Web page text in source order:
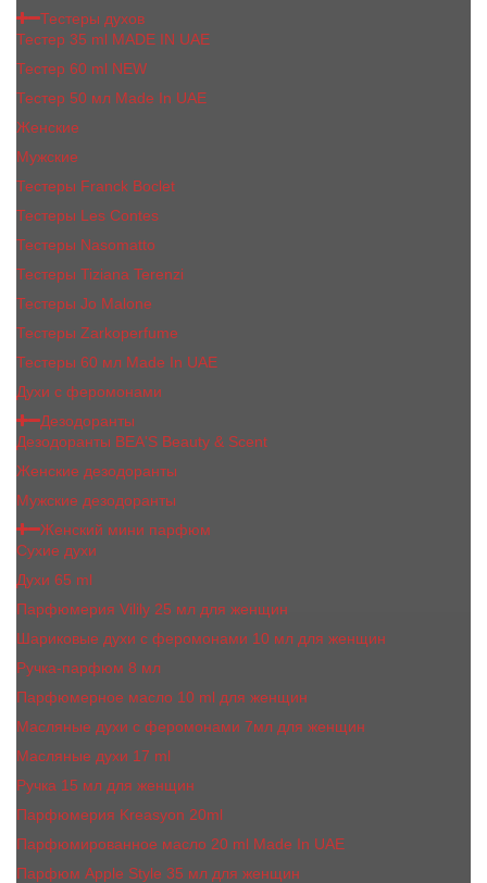
Тестеры духов
Тестер 35 ml MADE IN UAE
Тестер 60 ml NEW
Тестер 50 мл Made In UAE
Женские
Мужские
Тестеры Franck Boclet
Тестеры Les Contes
Тестеры Nasomatto
Тестеры Tiziana Terenzi
Тестеры Jо Malоnе
Тестеры Zarkoperfume
Тестеры 60 мл Made In UAE
Духи с феромонами
Дезодоранты
Дезодоранты BEA'S Beauty & Scent
Женские дезодоранты
Мужские дезодоранты
Женский мини парфюм
Сухие духи
Духи 65 ml
Парфюмерия Vilily 25 мл для женщин
Шариковые духи с феромонами 10 мл для женщин
Ручка-парфюм 8 мл
Парфюмерное масло 10 ml для женщин
Масляные духи c феромонами 7мл для женщин
Масляные духи 17 ml
Ручка 15 мл для женщин
Парфюмерия Kreasyon 20ml
Парфюмированное масло 20 ml Made In UAE
Парфюм Apple Style 35 мл для женщин